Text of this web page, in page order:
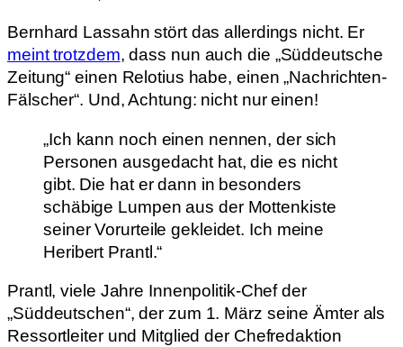
Bernhard Lassahn stört das allerdings nicht. Er
meint trotzdem, dass nun auch die „Süddeutsche
Zeitung“ einen Relotius habe, einen „Nachrichten-
Fälscher“. Und, Achtung: nicht nur einen!
„Ich kann noch einen nennen, der sich
Personen ausgedacht hat, die es nicht
gibt. Die hat er dann in besonders
schäbige Lumpen aus der Mottenkiste
seiner Vorurteile gekleidet. Ich meine
Heribert Prantl.“
Prantl, viele Jahre Innenpolitik-Chef der
„Süddeutschen“, der zum 1. März seine Ämter als
Ressortleiter und Mitglied der Chefredaktion